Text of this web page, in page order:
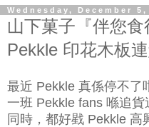
Wednesday, December 5,
山下菓子『伴您
Pekkle 印花木板
最近 Pekkle 真係停不了
一班 Pekkle fans 喺追
同時，都好戥 Pekkle 高